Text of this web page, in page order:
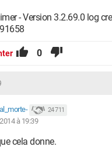
:
14:28:30 GMT+0100");
:
:
- Version 3.2.69.0 log
0
24 711
à 19:39
cela donne.